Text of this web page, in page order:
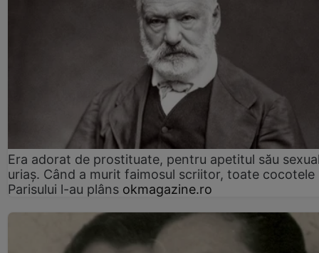
Era adorat de prostituate, pentru apetitul său
uriaș. Când a murit faimosul scriitor, toate cocotele
Parisului l-au plâns okmagazine.ro